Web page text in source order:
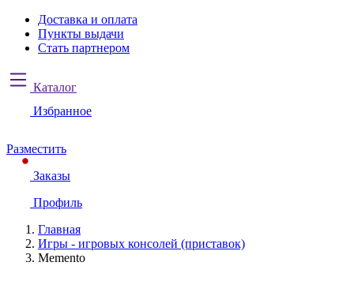
Доставка и оплата
Пункты выдачи
Стать партнером
Каталог
Избранное
Разместить
Заказы
Профиль
Главная
Игры - игровых консолей (приставок)
Memento